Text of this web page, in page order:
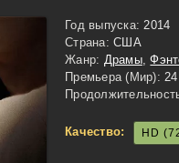
Год выпуска: 2014
Страна: США
Жанр: Драмы,
Премьера (Мир):
Качество: HD